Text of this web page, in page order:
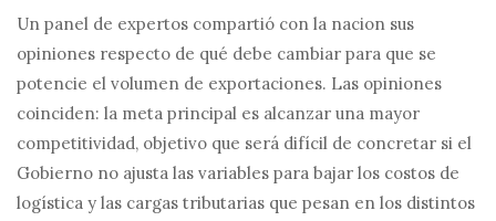
Un panel de expertos compartió con la nacion sus
opiniones respecto de qué debe cambiar para que se
potencie el volumen de exportaciones. Las opiniones
coinciden: la meta principal es alcanzar una mayor
competitividad, objetivo que será difícil de concretar si el
Gobierno no ajusta las variables para bajar los costos de
logística y las cargas tributarias que pesan en los distintos